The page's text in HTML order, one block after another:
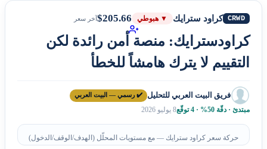
CRWD كراود سترايك ▼ هبوطي $205.66آخر سعر
كراودسترايك: منصة أمن رائدة لكن
التقييم لا يترك هامشاً للخطأ
فريق البيت العربي للتحليل ✔️ رسمي — البيت العربي
مبتدئ · دقّة 50% · 4 توقّع 8 يوليو 2026
حركة سعر كراود سترايك — مع مستويات المحلّل (الهدف/الوقف/الدخول)